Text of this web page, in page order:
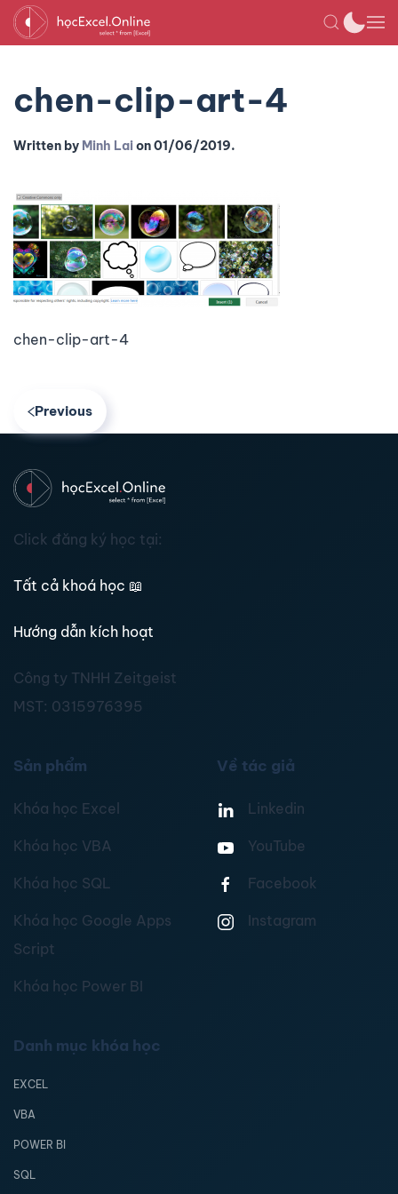
chen-clip-art-4
Written by Minh Laion01/06/2019.
chen-clip-art-4
Previous
Click đăng ký học tại:
Tất cả khoá học 📖
Hướng dẫn kích hoạt
Công ty TNHH Zeitgeist
MST: 0315976395
Sản phẩm
Khóa học Excel
Khóa học VBA
Khóa học SQL
Khóa học Google Apps
Script
Khóa học Power BI
Về tác giả
Linkedin
YouTube
Facebook
Instagram
Danh mục khóa học
EXCEL
VBA
POWER BI
SQL